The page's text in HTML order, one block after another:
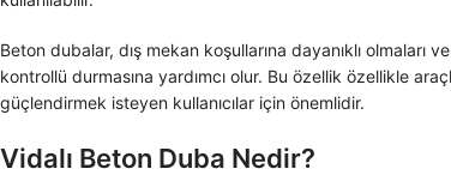
Beton dubalar, dış mekan koşullarına dayanıklı
kontrollü durmasına yardımcı olur. Bu özellik özellikle
güçlendirmek isteyen kullanıcılar için önemlidir.
Vidalı Beton Duba Nedir?